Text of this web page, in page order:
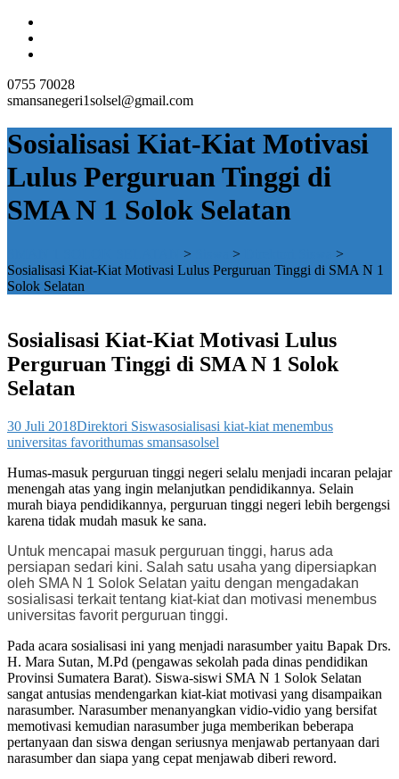
0755 70028
smansanegeri1solsel@gmail.com
Sosialisasi Kiat-Kiat Motivasi
Lulus Perguruan Tinggi di
SMA N 1 Solok Selatan
> >
>
Sosialisasi Kiat-Kiat Motivasi Lulus Perguruan Tinggi di SMA N 1
Solok Selatan
Sosialisasi Kiat-Kiat Motivasi Lulus
Perguruan Tinggi di SMA N 1 Solok
Selatan
30 Juli 2018Direktori Siswasosialisasi kiat-kiat menembus
universitas favorithumas smansasolsel
Humas-masuk perguruan tinggi negeri selalu menjadi incaran pelajar
menengah atas yang ingin melanjutkan pendidikannya. Selain
murah biaya pendidikannya, perguruan tinggi negeri lebih bergengsi
karena tidak mudah masuk ke sana.
Untuk mencapai masuk perguruan tinggi, harus ada
persiapan sedari kini. Salah satu usaha yang dipersiapkan
oleh SMA N 1 Solok Selatan yaitu dengan mengadakan
sosialisasi terkait tentang kiat-kiat dan motivasi menembus
universitas favorit perguruan tinggi.
Pada acara sosialisasi ini yang menjadi narasumber yaitu Bapak Drs.
H. Mara Sutan, M.Pd (pengawas sekolah pada dinas pendidikan
Provinsi Sumatera Barat). Siswa-siswi SMA N 1 Solok Selatan
sangat antusias mendengarkan kiat-kiat motivasi yang disampaikan
narasumber. Narasumber menanyangkan vidio-vidio yang bersifat
memotivasi kemudian narasumber juga memberikan beberapa
pertanyaan dan siswa dengan seriusnya menjawab pertanyaan dari
narasumber dan siapa yang cepat menjawab diberi reword.